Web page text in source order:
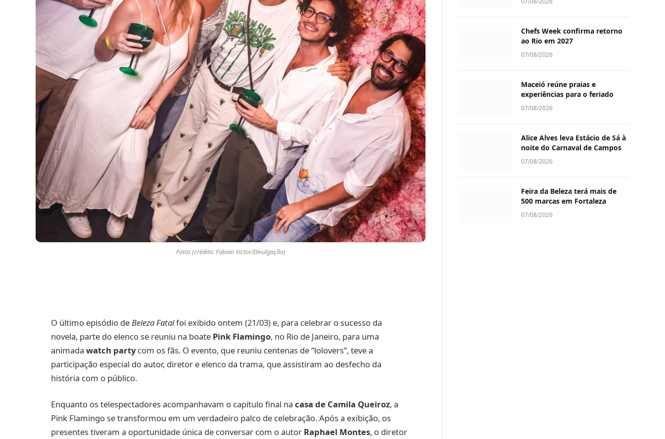
Fotos (crédito: Fabian Victor/Divulgação)
O último episódio deBeleza Fatalfoi exibido ontem (21/03) e, para celebrar o sucesso da
novela, parte do elenco se reuniu na boate Pink Flamingo, no Rio de Janeiro, para uma
animada watch partycom os fãs. O evento, que reuniu centenas de “lolovers”, teve a
participação especial do autor, diretor e elenco da trama, que assistiram ao desfecho da
história com o público.
Enquanto os telespectadores acompanhavam o capítulo final na casa de Camila Queiroz, a
Pink Flamingo se transformou em um verdadeiro palco de celebração. Após a exibição, os
presentes tiveram a oportunidade única de conversar com o autor Raphael Montes, o diretor
Chefs Week confirma retorno
ao Rio em 2027
07/08/2026
Maceió reúne praias e
experiências para o feriado
07/08/2026
Alice Alves leva Estácio de Sá à
noite do Carnaval de Campos
07/08/2026
Feira da Beleza terá mais de
500 marcas em Fortaleza
07/08/2026